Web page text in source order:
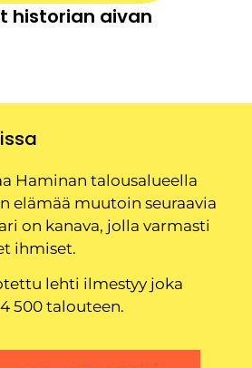
historian aivan
Haminan talousalueella
elämää muutoin seuraavia
on kanava, jolla varmasti
ihmiset.
lehti ilmestyy joka
500 talouteen.